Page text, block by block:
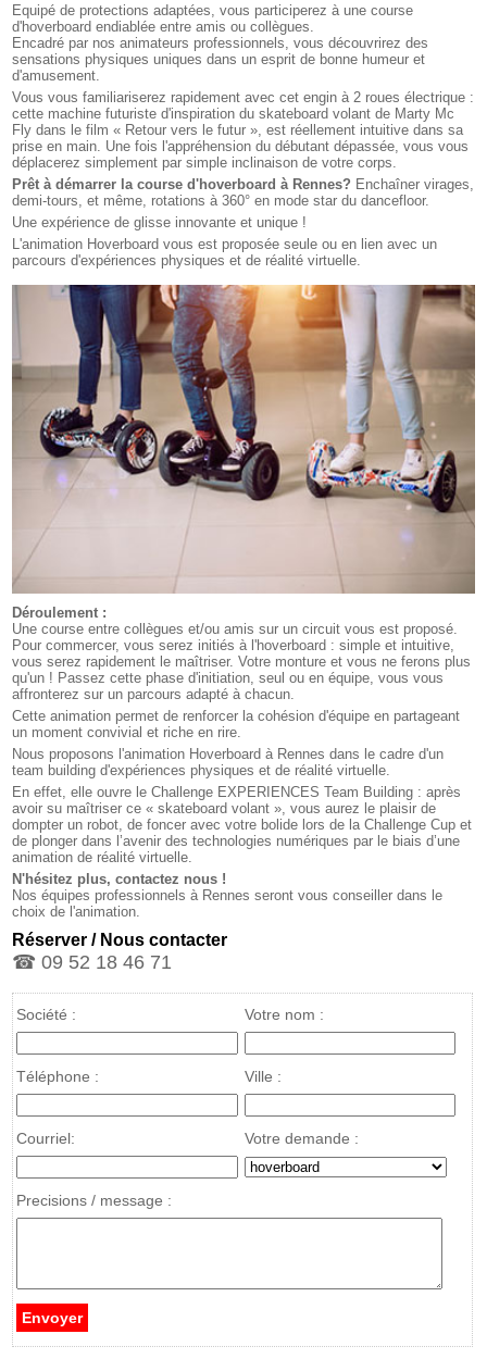
Equipé de protections adaptées, vous participerez à une course
d'hoverboard endiablée entre amis ou collègues.
Encadré par nos animateurs professionnels, vous découvrirez des
sensations physiques uniques dans un esprit de bonne humeur et
d'amusement.
Vous vous familiariserez rapidement avec cet engin à 2 roues électrique :
cette machine futuriste d'inspiration du skateboard volant de Marty Mc
Fly dans le film « Retour vers le futur », est réellement intuitive dans sa
prise en main. Une fois l'appréhension du débutant dépassée, vous vous
déplacerez simplement par simple inclinaison de votre corps.
Prêt à démarrer la course d'hoverboard à Rennes? Enchaîner virages,
demi-tours, et même, rotations à 360° en mode star du dancefloor.
Une expérience de glisse innovante et unique !
L'animation Hoverboard vous est proposée seule ou en lien avec un
parcours d'expériences physiques et de réalité virtuelle.
Déroulement :
Une course entre collègues et/ou amis sur un circuit vous est proposé.
Pour commercer, vous serez initiés à l'hoverboard : simple et intuitive,
vous serez rapidement le maîtriser. Votre monture et vous ne ferons plus
qu'un ! Passez cette phase d'initiation, seul ou en équipe, vous vous
affronterez sur un parcours adapté à chacun.
Cette animation permet de renforcer la cohésion d'équipe en partageant
un moment convivial et riche en rire.
Nous proposons l'animation Hoverboard à Rennes dans le cadre d'un
team building d'expériences physiques et de réalité virtuelle.
En effet, elle ouvre le Challenge EXPERIENCES Team Building : après
avoir su maîtriser ce « skateboard volant », vous aurez le plaisir de
dompter un robot, de foncer avec votre bolide lors de la Challenge Cup et
de plonger dans l’avenir des technologies numériques par le biais d’une
animation de réalité virtuelle.
N'hésitez plus, contactez nous !
Nos équipes professionnels à Rennes seront vous conseiller dans le
choix de l'animation.
Réserver / Nous contacter
☎ 09 52 18 46 71
Société : Votre nom :
Téléphone : Ville :
Courriel: Votre demande :
Precisions / message :